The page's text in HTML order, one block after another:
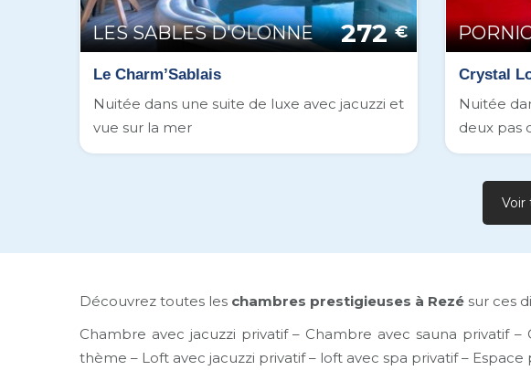
LES SABLES D'OLONNE 272 €
Le Charm’Sablais
Nuitée dans une suite de luxe avec jacuzzi et
vue sur la mer
Crystal
Nuitée
deux pas
Voir
Découvrez toutes les chambres prestigieuses à Rezé sur ces
Chambre avec jacuzzi privatif – Chambre avec sauna privatif
thème – Loft avec jacuzzi privatif – loft avec spa privatif – Espace